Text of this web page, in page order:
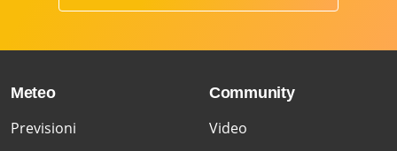
Meteo
Previsioni
Community
Video